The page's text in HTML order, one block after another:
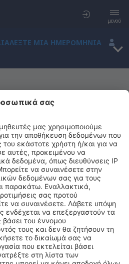
μενού
ΜΙΑ ΗΜΕΡΟΜΗΝΊΑ
δεν υπάρχουν
την αναζήτησή σας
με διαφορετικά κριτήρια
παντός νομίμου δικαιώματος.